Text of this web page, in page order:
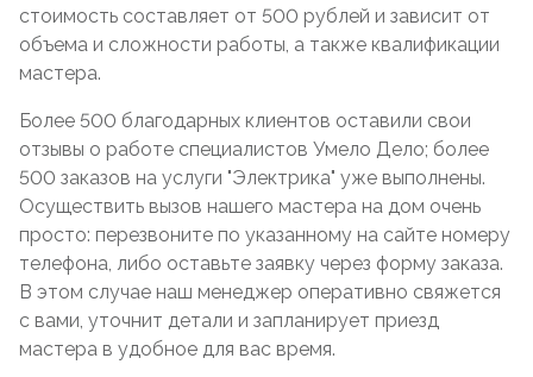
стоимость составляет от 500 рублей и зависит от
объема и сложности работы, а также квалификации
мастера.
Более 500 благодарных клиентов оставили свои
отзывы о работе специалистов Умело Дело; более
500 заказов на услуги "Электрика" уже выполнены.
Осуществить вызов нашего мастера на дом очень
просто: перезвоните по указанному на сайте номеру
телефона, либо оставьте заявку через форму заказа.
В этом случае наш менеджер оперативно свяжется
с вами, уточнит детали и запланирует приезд
мастера в удобное для вас время.